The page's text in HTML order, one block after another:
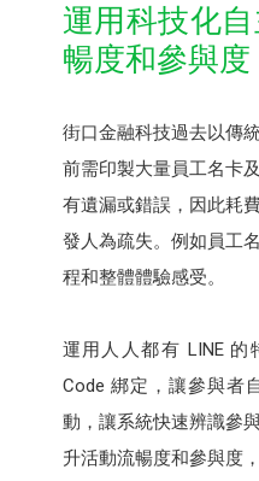
運用科技化
暢度和參與度
街口金融科技過去以傳
前需印製大量員工名卡
有遺漏或錯誤，因此耗
發人為疏失。例如員工
程和整體體驗感受。
運用人人都有 LINE 的
Code 綁定，讓參與者
動，讓系統快速辨識參
升活動流暢度和參與度